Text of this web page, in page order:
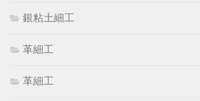
銀粘土細工
革細工
革細工